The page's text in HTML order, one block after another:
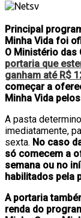
Principal
Minha Vida foi
O Ministério das
portaria que
ganham até R$
começar a
Minha Vida
A pasta
imediatamente,
sexta. No caso
só comecem a
semana ou no
habilitados pela
A portaria
renda do